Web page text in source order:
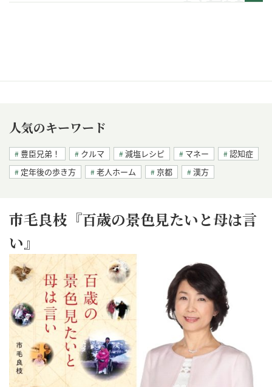
人気のキーワード
豊臣兄弟！ クルマ 減塩レシピ マネー
認知症
定年後の歩き方
老人ホーム 京都 漢方
市毛良枝『百歳の景色見たいと母は言
い』